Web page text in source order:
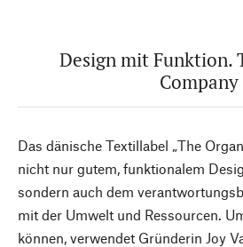
Design mit Funktion.
Company
Das dänische Textillabel „The
nicht nur gutem, funktionalem
sondern auch dem
mit der Umwelt und Ressourcen.
können, verwendet Gründerin Joy